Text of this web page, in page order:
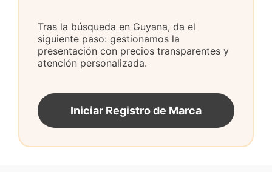
Tras la búsqueda en Guyana, da el
siguiente paso: gestionamos la
presentación con precios transparentes y
atención personalizada.
Iniciar Registro de Marca